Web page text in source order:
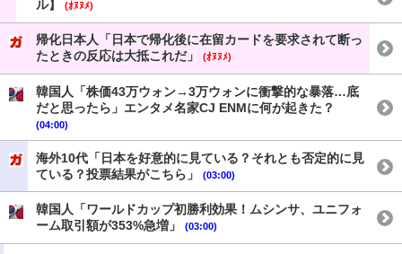
ル】
(ｵﾇﾇﾒ)
帰化日本人「日本で帰化後に在留カードを要求されて断っ
たときの反応は大抵これだ」
(ｵﾇﾇﾒ)
韓国人「株価43万ウォン→3万ウォンに衝撃的な暴落…底
だと思ったら」エンタメ名家CJ ENMに何が起きた？
(04:00)
海外10代「日本を好意的に見ている？それとも否定的に見
ている？投票結果がこちら」
(03:00)
韓国人「ワールドカップ初勝利効果！ムシンサ、ユニフォ
ーム取引額が353%急増」
(03:00)